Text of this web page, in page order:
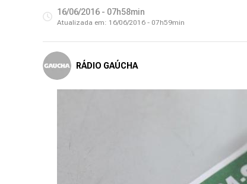
16/06/2016 - 07h58min
Atualizada em: 16/06/2016 - 07h59min
RÁDIO GAÚCHA